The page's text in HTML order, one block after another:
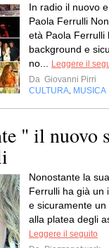
In radio il nuovo
Paola Ferrulli
età Paola Ferrulli
background e
no...
Leggere il
Da Giovanni Pirri
CULTURA MUSICA
" il nuovo
Nonostante la
Ferrulli ha già un
e sicuramente
alla platea degli
Leggere il seguito